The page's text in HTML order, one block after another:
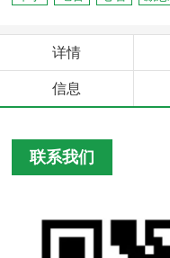
详情
信息
联系我们